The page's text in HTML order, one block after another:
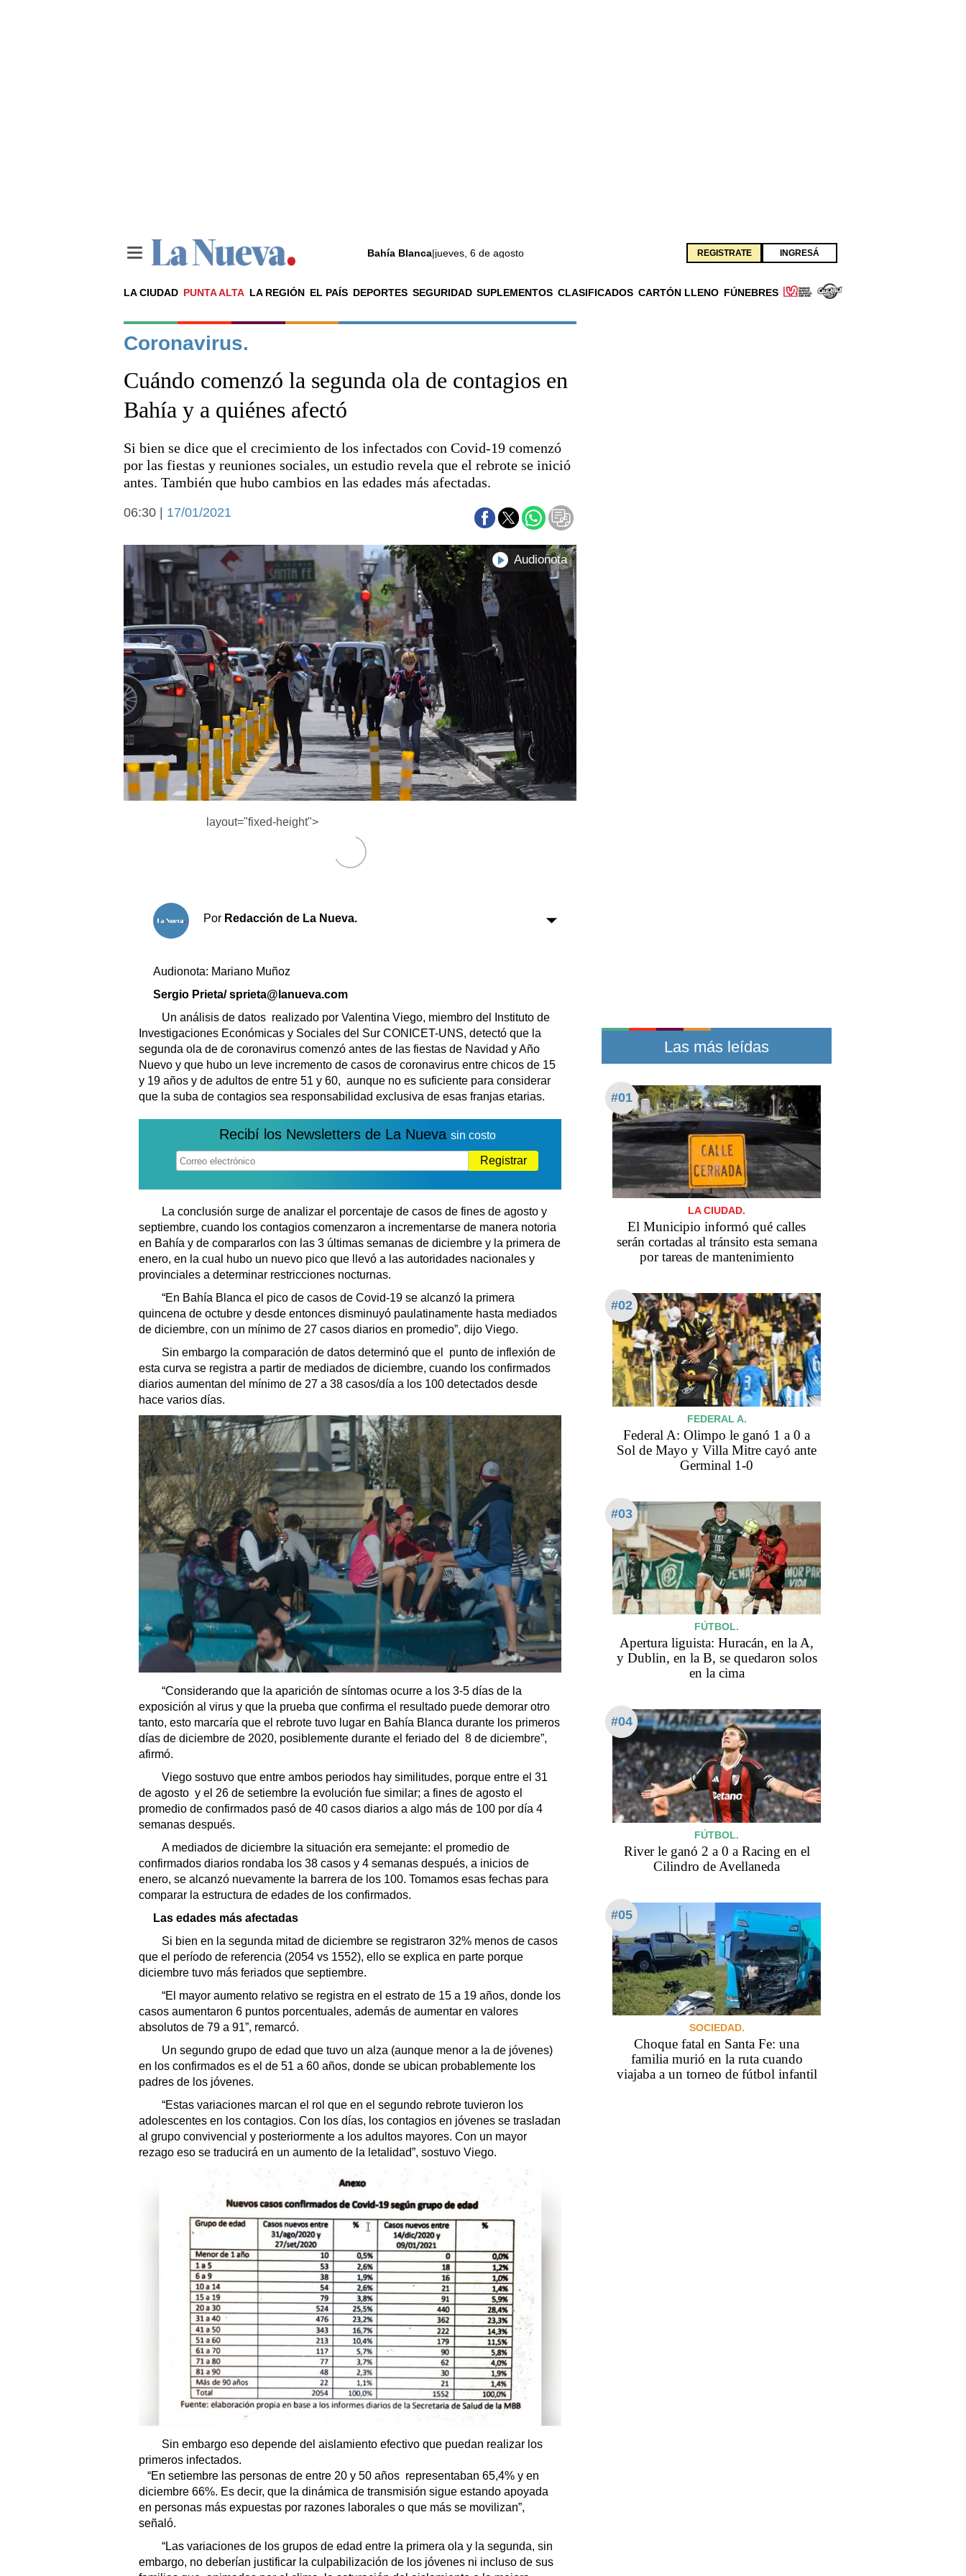
Bahía Blanca|jueves, 6 de agosto REGISTRATE INGRESÁ
LA CIUDAD PUNTA ALTA LA REGIÓN EL PAÍS DEPORTES SEGURIDAD SUPLEMENTOS CLASIFICADOS CARTÓN LLENO FÚNEBRES
Noticias
La ciudad
El país
Seguridad
Deportes
Escenario Olímpico
Liga del Sur
Arte y cultura
Aplausos
Cines
Economía y campo
Economía y finanzas
Con el campo
Espacio empresas
Sociedad y tiempo libre
Sociedad
Tecnología
Turismo
Salud
Es viral
El tiempo
Cartón Lleno
Fúnebres
Loterías
Teléfonos de urgencia
Coronavirus.
Cuándo comenzó la segunda ola de contagios en
Bahía y a quiénes afectó
Si bien se dice que el crecimiento de los infectados con Covid-19 comenzó
por las fiestas y reuniones sociales, un estudio revela que el rebrote se inició
antes. También que hubo cambios en las edades más afectadas.
06:30 | 17/01/2021
layout="fixed-height">
Por Redacción de La Nueva.
Audionota: Mariano Muñoz
Sergio Prieta/ sprieta@lanueva.com
Un análisis de datos realizado por Valentina Viego, miembro del Instituto de
Investigaciones Económicas y Sociales del Sur CONICET-UNS, detectó que la
segunda ola de de coronavirus comenzó antes de las fiestas de Navidad y Año
Nuevo y que hubo un leve incremento de casos de coronavirus entre chicos de 15
y 19 años y de adultos de entre 51 y 60, aunque no es suficiente para considerar
que la suba de contagios sea responsabilidad exclusiva de esas franjas etarias.
Recibí los Newsletters de La Nueva sin costo
Registrar
La conclusión surge de analizar el porcentaje de casos de fines de agosto y
septiembre, cuando los contagios comenzaron a incrementarse de manera notoria
en Bahía y de compararlos con las 3 últimas semanas de diciembre y la primera de
enero, en la cual hubo un nuevo pico que llevó a las autoridades nacionales y
provinciales a determinar restricciones nocturnas.
“En Bahía Blanca el pico de casos de Covid-19 se alcanzó la primera
quincena de octubre y desde entonces disminuyó paulatinamente hasta mediados
de diciembre, con un mínimo de 27 casos diarios en promedio”, dijo Viego.
Sin embargo la comparación de datos determinó que el punto de inflexión de
esta curva se registra a partir de mediados de diciembre, cuando los confirmados
diarios aumentan del mínimo de 27 a 38 casos/día a los 100 detectados desde
hace varios días.
“Considerando que la aparición de síntomas ocurre a los 3-5 días de la
exposición al virus y que la prueba que confirma el resultado puede demorar otro
tanto, esto marcaría que el rebrote tuvo lugar en Bahía Blanca durante los primeros
días de diciembre de 2020, posiblemente durante el feriado del 8 de diciembre”,
afirmó.
Viego sostuvo que entre ambos periodos hay similitudes, porque entre el 31
de agosto y el 26 de setiembre la evolución fue similar; a fines de agosto el
promedio de confirmados pasó de 40 casos diarios a algo más de 100 por día 4
semanas después.
A mediados de diciembre la situación era semejante: el promedio de
confirmados diarios rondaba los 38 casos y 4 semanas después, a inicios de
enero, se alcanzó nuevamente la barrera de los 100. Tomamos esas fechas para
comparar la estructura de edades de los confirmados.
Las edades más afectadas
Si bien en la segunda mitad de diciembre se registraron 32% menos de casos
que el período de referencia (2054 vs 1552), ello se explica en parte porque
diciembre tuvo más feriados que septiembre.
“El mayor aumento relativo se registra en el estrato de 15 a 19 años, donde los
casos aumentaron 6 puntos porcentuales, además de aumentar en valores
absolutos de 79 a 91”, remarcó.
Un segundo grupo de edad que tuvo un alza (aunque menor a la de jóvenes)
en los confirmados es el de 51 a 60 años, donde se ubican probablemente los
padres de los jóvenes.
“Estas variaciones marcan el rol que en el segundo rebrote tuvieron los
adolescentes en los contagios. Con los días, los contagios en jóvenes se trasladan
al grupo convivencial y posteriormente a los adultos mayores. Con un mayor
rezago eso se traducirá en un aumento de la letalidad”, sostuvo Viego.
Sin embargo eso depende del aislamiento efectivo que puedan realizar los
primeros infectados.
“En setiembre las personas de entre 20 y 50 años representaban 65,4% y en
diciembre 66%. Es decir, que la dinámica de transmisión sigue estando apoyada
en personas más expuestas por razones laborales o que más se movilizan”,
señaló.
“Las variaciones de los grupos de edad entre la primera ola y la segunda, sin
embargo, no deberían justificar la culpabilización de los jóvenes ni incluso de sus
Las más leídas
#01
LA CIUDAD.
El Municipio informó qué calles
serán cortadas al tránsito esta semana
por tareas de mantenimiento
#02
FEDERAL A.
Federal A: Olimpo le ganó 1 a 0 a
Sol de Mayo y Villa Mitre cayó ante
Germinal 1-0
#03
FÚTBOL.
Apertura liguista: Huracán, en la A,
y Dublin, en la B, se quedaron solos
en la cima
#04
FÚTBOL.
River le ganó 2 a 0 a Racing en el
Cilindro de Avellaneda
#05
SOCIEDAD.
Choque fatal en Santa Fe: una
familia murió en la ruta cuando
viajaba a un torneo de fútbol infantil